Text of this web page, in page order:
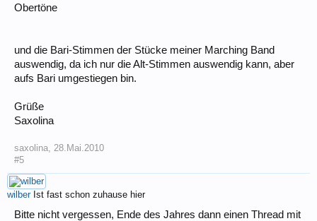
Obertöne
und die Bari-Stimmen der Stücke meiner Marching Band
auswendig, da ich nur die Alt-Stimmen auswendig kann, aber
aufs Bari umgestiegen bin.
Grüße
Saxolina
saxolina, 28.Mai.2010
#5
wilber Ist fast schon zuhause hier
Bitte nicht vergessen, Ende des Jahres dann einen Thread mit